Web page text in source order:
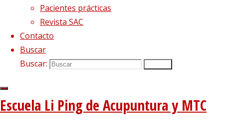
Pacientes prácticas
Revista SAC
Contacto
Buscar
Buscar:
Escuela Li Ping de Acupuntura y MTC
Síguenos en Twitter
Tweets sobre liping_mtc
Blog – Últimos artículos
El viento precede a todas las enfermedades de origen externo